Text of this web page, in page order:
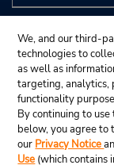
We, and our third-
technologies to
as well as
targeting, analytics,
functionality
By continuing to
below, you agree to
our Privacy Notice
Use (which contains